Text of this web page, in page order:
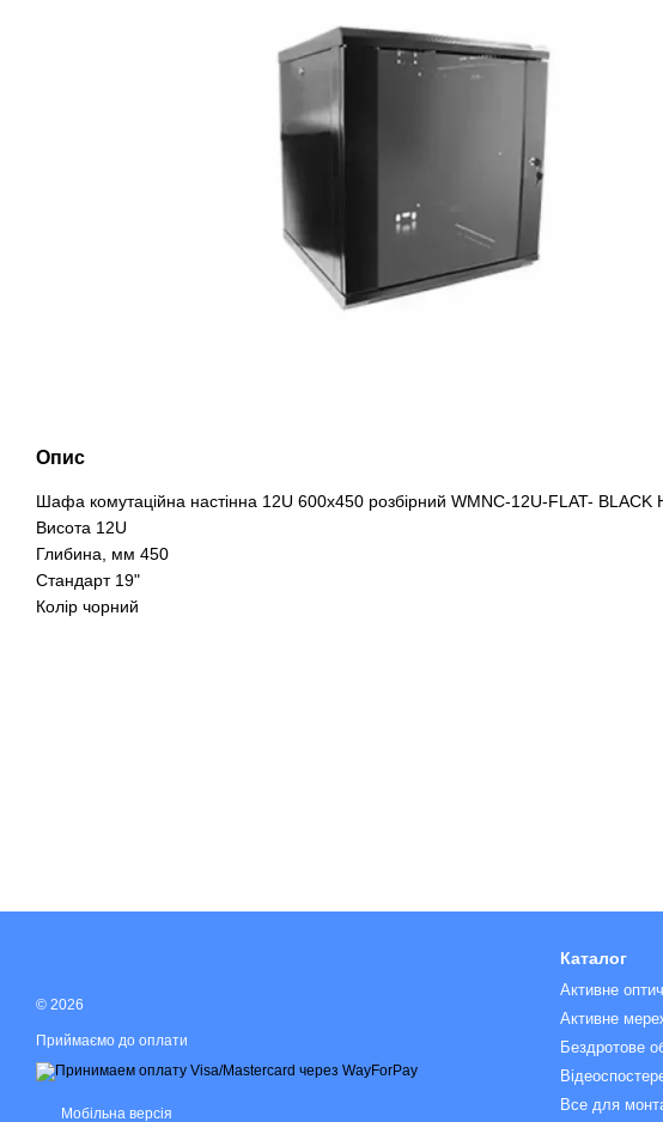
Опис
Шафа комутаційна настінна 12U 600x450 розбірний WMNC-12U-FLAT- BLACK
Висота 12U
Глибина, мм 450
Стандарт 19"
Колір чорний
© 2026
Приймаємо до оплати
Мобільна версія
Каталог
Активне
Активне
Бездротове
Все для